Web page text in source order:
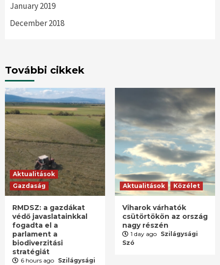
January 2019
December 2018
További cikkek
Aktualitások
Gazdaság
RMDSZ: a gazdákat
védő javaslatainkkal
fogadta el a
parlament a
biodiverzitási
stratégiát
6 hours ago Szilágysági
Aktualitások Közélet
Viharok várhatók
csütörtökön az ország
nagy részén
1 day ago Szilágysági
Szó